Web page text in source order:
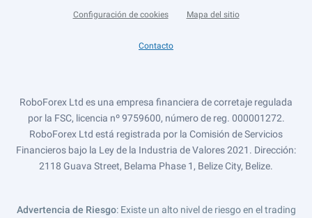
Configuración de cookies Mapa del sitio
Contacto
RoboForex Ltd es una empresa financiera de corretaje regulada
por la FSC, licencia nº 9759600, número de reg. 000001272.
RoboForex Ltd está registrada por la Comisión de Servicios
Financieros bajo la Ley de la Industria de Valores 2021. Dirección:
2118 Guava Street, Belama Phase 1, Belize City, Belize.
Advertencia de Riesgo: Existe un alto nivel de riesgo en el trading